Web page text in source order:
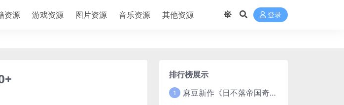
资源 游戏资源 图片资源 音乐资源 其他资源 登录
排行榜展示
1 麻豆新作《日不落帝国奇欲记》流出，已解除登录验证！